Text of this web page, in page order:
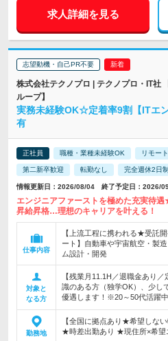
求人詳細を見る
志望動機・自己PR不要
株式会社テクノプロ | テクノプロ・IT
ループ】
実務未経験OK☆定着率9割【ITエ
有
正社員 職種・業種未経験OK リモー
第二新卒歓迎 転勤なし 完全週休2日制
情報更新日：2026/08/04 終了予定日：2026/
エンジニアファーストを極めた充実待
昇給昇格…理想のキャリアを叶える！
仕事内容
【上流工程に携われる★受託
ート】自動車や宇宙航空・製
ム設計・開発
対象と
なる方
【残業月11.1H／退職金あり
識のある方（独学OK）、少し
優遇します！※20～50代活躍中
勤務地
【全国に拠点あり★希望しな
★時差出勤あり ★現住所×希望